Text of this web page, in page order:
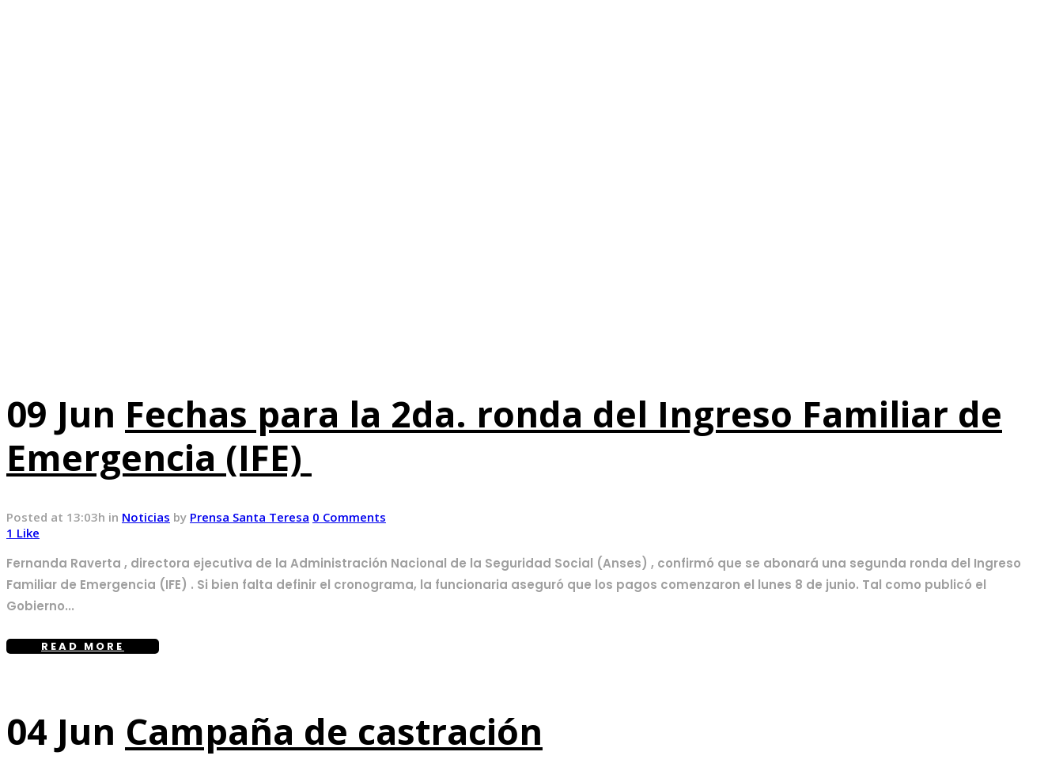
09 Jun Fechas para la 2da. ronda del Ingreso Familiar de
Emergencia (IFE)
Posted at 13:03h in Noticias by Prensa Santa Teresa 0 Comments
1 Like
Fernanda Raverta , directora ejecutiva de la Administración Nacional de la Seguridad Social (Anses) , confirmó que se abonará una segunda ronda del Ingreso
Familiar de Emergencia (IFE) . Si bien falta definir el cronograma, la funcionaria aseguró que los pagos comenzaron el lunes 8 de junio. Tal como publicó el
Gobierno...
READ MORE
04 Jun Campaña de castración